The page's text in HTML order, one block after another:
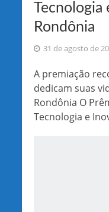
Rondônia
31 de agosto de
A premiação
dedicam suas
Rondônia O
Tecnologia e